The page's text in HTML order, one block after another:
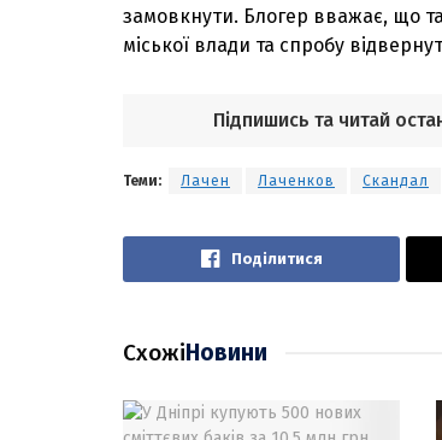
замовкнути. Блогер вважає, що
міської влади та спробу
Підпишись та читай
Теми: Лачен Лаченков Скандал
Поділитися
СхожіНовини